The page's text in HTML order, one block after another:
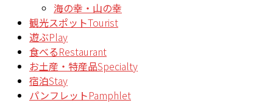
海の幸・山の幸
観光スポットTourist
遊ぶPlay
食べるRestaurant
お土産・特産品Specialty
宿泊Stay
パンフレットPamphlet